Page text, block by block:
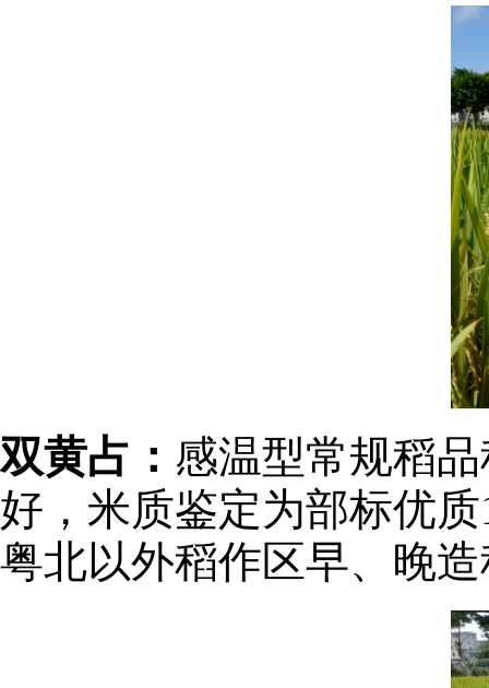
双黄占： 感温型常规稻
好，米质鉴定为部标优
粤北以外稻作区早、晚